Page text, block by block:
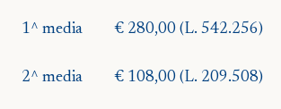
1^ media € 280,00 (L. 542.256)
2^ media € 108,00 (L. 209.508)